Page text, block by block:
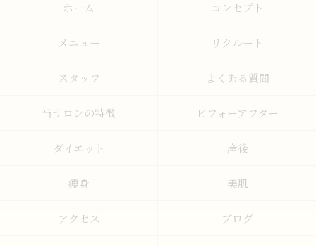
ホーム コンセプト
メニュー リクルート
スタッフ よくある質問
当サロンの特徴 ビフォーアフター
ダイエット 産後
痩身 美肌
アクセス ブログ